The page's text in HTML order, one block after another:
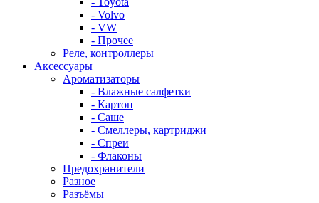
- Volvo
- VW
- Прочее
Реле, контроллеры
Аксессуары
Ароматизаторы
- Влажные салфетки
- Картон
- Саше
- Смеллеры, картриджи
- Спреи
- Флаконы
Предохранители
Разное
Разъёмы